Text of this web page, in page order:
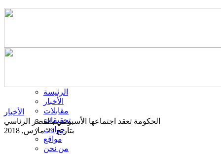
الرئيسة
الأخبار
مقابلات
تحقيقات
حوادث
مواقع
من نحن
الأخبار
الحكومة تعقد اجتماعها الأسبوعي بالقصر الرئاسي
بتاريخ 29 مارس, 2018